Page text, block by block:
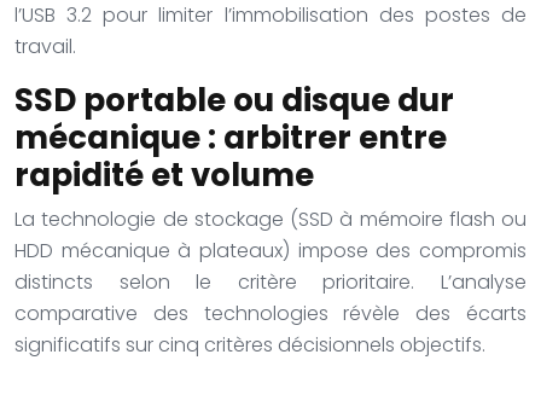
l’USB 3.2 pour limiter l’immobilisation des postes de
travail.
SSD portable ou disque dur
mécanique : arbitrer entre
rapidité et volume
La technologie de stockage (SSD à mémoire flash ou
HDD mécanique à plateaux) impose des compromis
distincts selon le critère prioritaire. L’analyse
comparative des technologies révèle des écarts
significatifs sur cinq critères décisionnels objectifs.